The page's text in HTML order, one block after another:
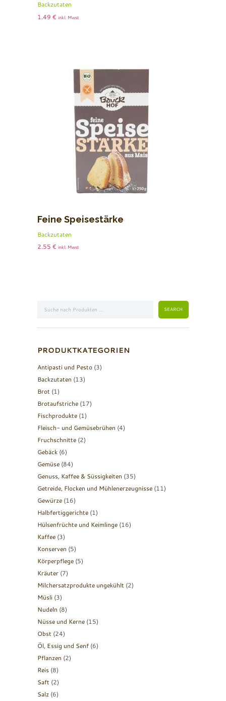
Backzutaten
1.49 € inkl. Mwst
Feine Speisestärke
Backzutaten
2.55 € inkl. Mwst
PRODUKTKATEGORIEN
Antipasti und Pesto (3)
Backzutaten (13)
Brot (1)
Brotaufstriche (17)
Fischprodukte (1)
Fleisch- und Gemüsebrühen (4)
Fruchschnitte (2)
Gebäck (6)
Gemüse (84)
Genuss, Kaffee & Süssigkeiten (35)
Getreide, Flocken und Mühlenerzeugnisse (11)
Gewürze (16)
Halbfertiggerichte (1)
Hülsenfrüchte und Keimlinge (16)
Kaffee (3)
Konserven (5)
Körperpflege (5)
Kräuter (7)
Milchersatzprodukte ungekühlt (2)
Müsli (3)
Nudeln (8)
Nüsse und Kerne (15)
Obst (24)
Öl, Essig und Senf (6)
Pflanzen (2)
Reis (8)
Saft (2)
Salz (6)